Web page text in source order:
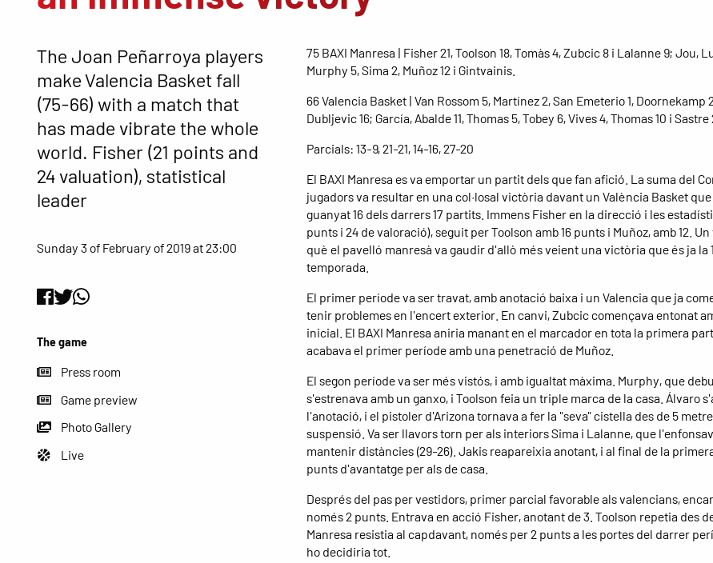
The Joan Peñarroya players
make Valencia Basket fall
(75-66) with a match that
has made vibrate the whole
world. Fisher (21 points and
24 valuation), statistical
leader
Sunday 3 of February of 2019 at 23:00
The game
Press room
Game preview
Photo Gallery
Live
75 BAXI Manresa | Fisher 21, Toolson 18, Tomàs 4, Zubcic 8 i Lalanne 9; Jou,
Murphy 5, Sima 2, Muñoz 12 i Gintvainis.
66 Valencia Basket | Van Rossom 5, Martínez 2, San Emeterio 1, Doornekamp
Dubljevic 16; García, Abalde 11, Thomas 5, Tobey 6, Vives 4, Thomas 10 i Sastre
Parcials: 13-9, 21-21, 14-16, 27-20
El BAXI Manresa es va emportar un partit dels que fan afició. La suma del
jugadors va resultar en una col·losal victòria davant un València Basket
guanyat 16 dels darrers 17 partits. Immens Fisher en la direcció i les
punts i 24 de valoració), seguit per Toolson amb 16 punts i Muñoz, amb 12.
què el pavelló manresà va gaudir d'allò més veient una victòria que és ja la
temporada.
El primer període va ser travat, amb anotació baixa i un Valencia que ja
tenir problemes en l'encert exterior. En canvi, Zubcic començava entonat
inicial. El BAXI Manresa aniria manant en el marcador en tota la primera
acabava el primer període amb una penetració de Muñoz.
El segon període va ser més vistós, i amb igualtat màxima. Murphy, que
s'estrenava amb un ganxo, i Toolson feia un triple marca de la casa. Álvaro
l'anotació, i el pistoler d'Arizona tornava a fer la "seva" cistella des de 5
suspensió. Va ser llavors torn per als interiors Sima i Lalanne, que
mantenir distàncies (29-26). Jakis reapareixia anotant, i al final de la
punts d'avantatge per als de casa.
Després del pas per vestidors, primer parcial favorable als valencians,
només 2 punts. Entrava en acció Fisher, anotant de 3. Toolson repetia des
Manresa resistia al capdavant, només per 2 punts a les portes del darrer
ho decidiria tot.